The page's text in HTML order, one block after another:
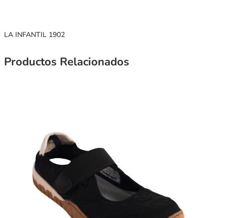
LA INFANTIL 1902
Productos Relacionados